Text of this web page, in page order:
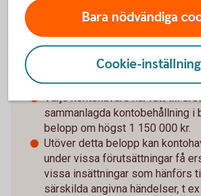
Snabbfakta
Våra konton omfattas av den
insättningsgarantin enligt
Varje kontohavare har rätt till
sammanlagda kontobehållning i
belopp om högst 1 150 000 kr.
Utöver detta belopp kan
under vissa förutsättningar få
vissa insättningar som hänförs
särskilda angivna händelser, t
Bara nödvändiga
Cookie-